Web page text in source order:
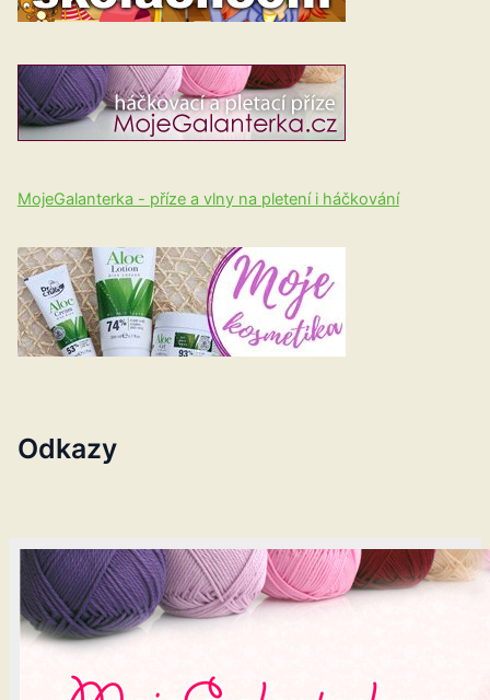
MojeGalanterka - příze a vlny na pletení i háčkování
Odkazy